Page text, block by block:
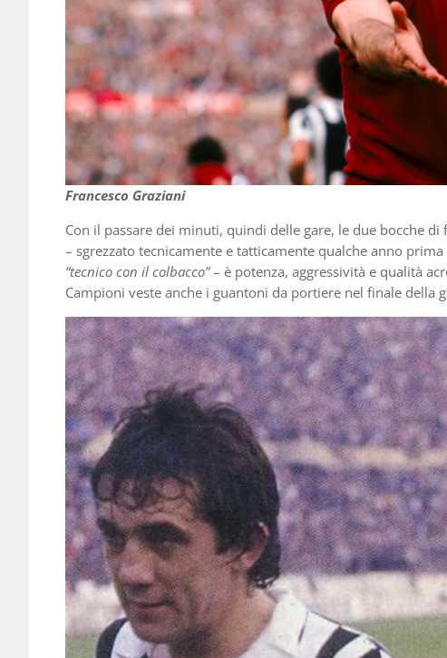
Francesco Graziani
Con il passare dei minuti, quindi delle gare, le due bocche
– sgrezzato tecnicamente e tatticamente qualche anno
“tecnico con il colbacco”– è potenza, aggressività e qualità
Campioni veste anche i guantoni da portiere nel finale della